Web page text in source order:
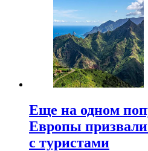
Еще на одном
Европы
с туристами